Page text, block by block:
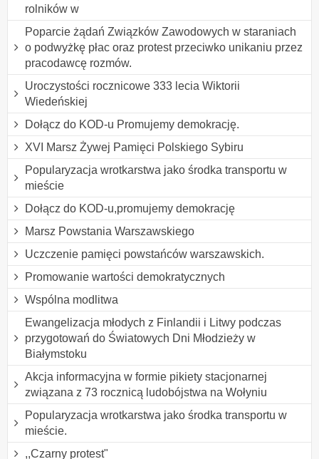
rolników w
Poparcie żądań Związków Zawodowych w staraniach
o podwyżkę płac oraz protest przeciwko unikaniu przez
pracodawcę rozmów.
Uroczystości rocznicowe 333 lecia Wiktorii
Wiedeńskiej
Dołącz do KOD-u Promujemy demokrację.
XVI Marsz Żywej Pamięci Polskiego Sybiru
Popularyzacja wrotkarstwa jako środka transportu w
mieście
Dołącz do KOD-u,promujemy demokrację
Marsz Powstania Warszawskiego
Uczczenie pamięci powstańców warszawskich.
Promowanie wartości demokratycznych
Wspólna modlitwa
Ewangelizacja młodych z Finlandii i Litwy podczas
przygotowań do Światowych Dni Młodzieży w
Białymstoku
Akcja informacyjna w formie pikiety stacjonarnej
związana z 73 rocznicą ludobójstwa na Wołyniu
Popularyzacja wrotkarstwa jako środka transportu w
mieście.
,,Czarny protest"